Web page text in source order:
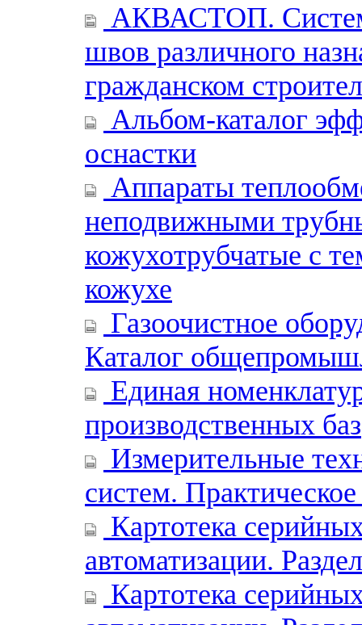
АКВАСТОП.
швов различного
гражданском
Альбом-каталог
оснастки
Аппараты
неподвижными
кожухотрубчатые с
кожухе
Газоочистное
Каталог
Единая
производственных баз
Измерительные
систем.
Картотека
автоматизации.
Картотека